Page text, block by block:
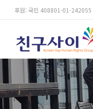
후원: 국민 408801-01-242055